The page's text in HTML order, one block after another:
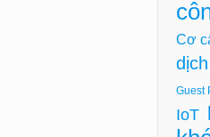
Cơ
Guest
IoT